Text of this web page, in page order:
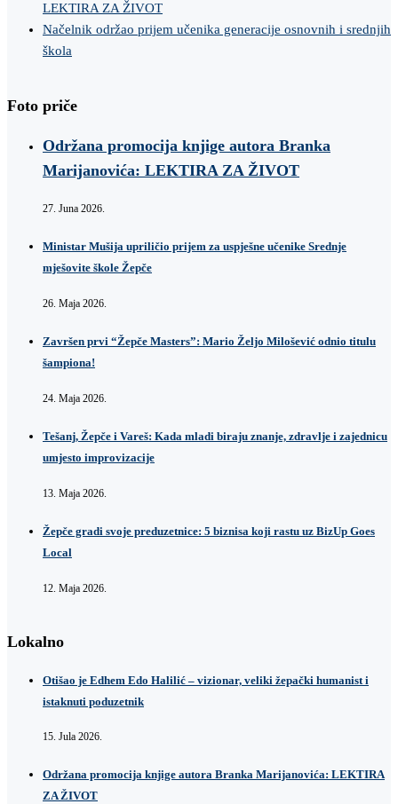
LEKTIRA ZA ŽIVOT
Načelnik održao prijem učenika generacije osnovnih i srednjih
škola
Foto priče
Održana promocija knjige autora Branka
Marijanovića: LEKTIRA ZA ŽIVOT
27. Juna 2026.
Ministar Mušija upriličio prijem za uspješne učenike Srednje
mješovite škole Žepče
26. Maja 2026.
Završen prvi “Žepče Masters”: Mario Željo Milošević odnio titulu
šampiona!
24. Maja 2026.
Tešanj, Žepče i Vareš: Kada mladi biraju znanje, zdravlje i zajednicu
umjesto improvizacije
13. Maja 2026.
Žepče gradi svoje preduzetnice: 5 biznisa koji rastu uz BizUp Goes
Local
12. Maja 2026.
Lokalno
Otišao je Edhem Edo Halilić – vizionar, veliki žepački humanist i
istaknuti poduzetnik
15. Jula 2026.
Održana promocija knjige autora Branka Marijanovića: LEKTIRA
ZA ŽIVOT